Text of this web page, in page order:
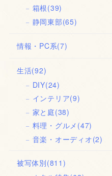
箱根(39)
静岡東部(65)
情報・PC系(7)
生活(92)
DIY(24)
インテリア(9)
家と庭(38)
料理・グルメ (47)
音楽・オーディオ(2)
被写体別(811)